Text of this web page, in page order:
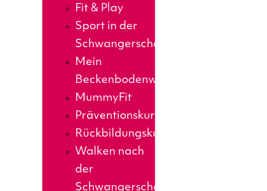
Fit & Play
Sport in der
Schwangerschaft
Mein
Beckenbodenworkout
MummyFit
Präventionskurse
Rückbildungskurs
Walken nach
der
Schwangerschaft